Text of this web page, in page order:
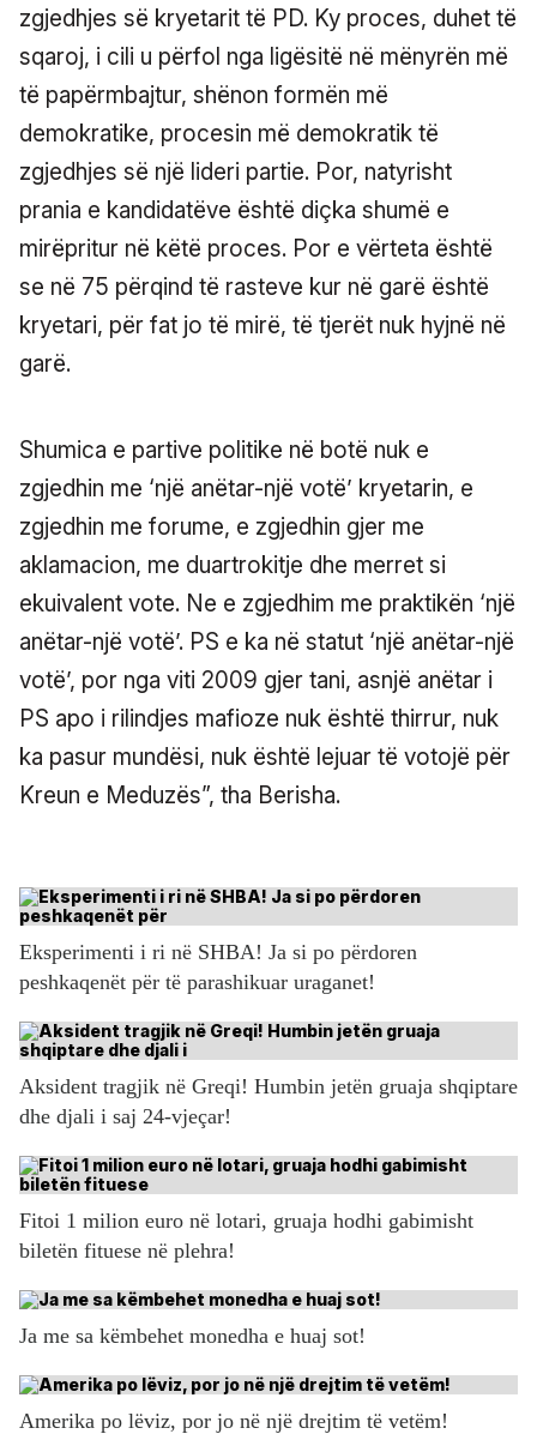
zgjedhjes së kryetarit të PD. Ky proces, duhet të
sqaroj, i cili u përfol nga ligësitë në mënyrën më
të papërmbajtur, shënon formën më
demokratike, procesin më demokratik të
zgjedhjes së një lideri partie. Por, natyrisht
prania e kandidatëve është diçka shumë e
mirëpritur në këtë proces. Por e vërteta është
se në 75 përqind të rasteve kur në garë është
kryetari, për fat jo të mirë, të tjerët nuk hyjnë në
garë.
Shumica e partive politike në botë nuk e
zgjedhin me ‘një anëtar-një votë’ kryetarin, e
zgjedhin me forume, e zgjedhin gjer me
aklamacion, me duartrokitje dhe merret si
ekuivalent vote. Ne e zgjedhim me praktikën ‘një
anëtar-një votë’. PS e ka në statut ‘një anëtar-një
votë’, por nga viti 2009 gjer tani, asnjë anëtar i
PS apo i rilindjes mafioze nuk është thirrur, nuk
ka pasur mundësi, nuk është lejuar të votojë për
Kreun e Meduzës”, tha Berisha.
Eksperimenti i ri në SHBA! Ja si po përdoren
peshkaqenët për të parashikuar uraganet!
Aksident tragjik në Greqi! Humbin jetën gruaja shqiptare
dhe djali i saj 24-vjeçar!
Fitoi 1 milion euro në lotari, gruaja hodhi gabimisht
biletën fituese në plehra!
Ja me sa këmbehet monedha e huaj sot!
Amerika po lëviz, por jo në një drejtim të vetëm!